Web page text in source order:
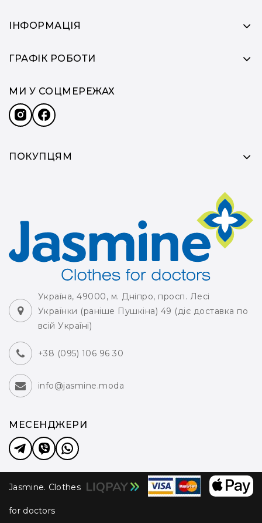
ІНФОРМАЦІЯ
ГРАФІК РОБОТИ
Україна, 49000, м. Дніпро, просп. Лесі
Українки (раніше Пушкіна) 49 (діє доставка по
всій Україні)
+38 (095) 106 96 30
info@jasmine.moda
ПОКУПЦЯМ
МИ У СОЦМЕРЕЖАХ
МЕСЕНДЖЕРИ
Jasmine. Clothes
for doctors